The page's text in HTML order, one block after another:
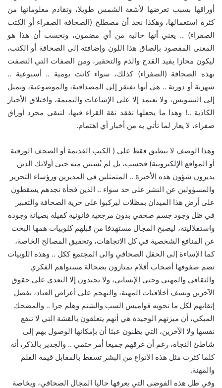
أوراقها بسبب تعرضها لأشعة الشمس طويلا، وتقادم معلوماتها من
كثرة استعمالها، وهكذا نجد أن مصطلح (الصحافة الصفراء أو الكتب
الصفراء) .. يعني أنها خالية من أي مضمون، ونحسب أن هذا هو
المعنى المقصود بإلصاق هذا اللون وإضافته إلى الصحافة أو الكتب،
ليكون مجازا يفيد القدح والذم والتحقير، ومن الصفات التي التصقت
بهذه الصحافة (الصفراء) كذلك، سواء كانت يومية .. أسبوعية ..
شهرية أو دورية .. هي أنها تفتقر إلى المصداقية، والموضوعية، وتميل
إلى التشويش، ولا تعتمد إلا على الإشاعات والنميمة، واختلاق الأخبار
الكاذبة ..! وهذا ما يجعلها تفقد ثقة القراء فيها، لتبقى مجرد أوراق
صفراء، لا يعار لما تأتي به من أخبار أي اهتمام.
وهذا الوصف لا ينطبق فقط على ( الكتب القديمة أو الصحف الورقية
أو المواقع الإلكترونية) فحسب، بل لم يُستثن منه حتى أولائك الذين
يديرون شؤون هذه الأخيرة .. المتمثلين في المديرين ورؤساء التحرير
والمسؤولين عن النشر على حد سواء .. الذين فجأة تجدهم يسقطون
على أرض هذا الميدان بمظلات ليركبوا على حرية الصحافة والتعبير
في ظل وجود جسم صحفي بدون مرجعية قانونية كفيلة بصيانة وجوده
واستقلاليته، ليصبح المجال مستهدفا من قبلهم كلوبيات همها البحث
عن المنافع الشخصية في كل الاتجاهات، وتحقيق المصالح الخاصة،
كما الإساءة إلى الحقل الصحافي والى المجتمع ككل .. وهذه اللوبيات
تضم صفوفها أصحاب أقلام يمتازون بضحالة مستواهم الفكري
والثقافي والمهني وحتى الإنساني، ولا يجيدون إلا التعدي على حقوق
الآخرين ونسف أخلاقيات المهنة، والتهجم على أعراض العباد، بفضل
إتقانهم لكل ما تحويه قواميس السب والشتم وهلم جرا .. والمضحك
المبكي، أن ميزتهم الوحيدة هي أنهم يتعلقون بالقشة التي لا تنفع
نفسها ولا الآخرين، التي يظنون عبثا أن بإمكانها الوصول بهم إلى
شاطئ النجاة، رغم أن غرقهم جميعا أمر حتمي .. والجدير بالذكر، أنه
كلما كثرت مثل هذه الأنواع من البشر تسقط بالمقابل قيمة القلم
والمهنة.
وفي ظل هذه الفوضى التي يعرفها حاليا المجال الصحافي، وبخاصة